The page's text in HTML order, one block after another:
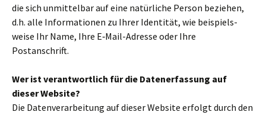
die sich unmit­tel­bar auf eine natür­li­che Person bezie­hen,
d.h. alle Informationen zu Ihrer Identität, wie bei­spiels­
weise Ihr Name, Ihre E‑Mail-Adresse oder Ihre
Postanschrift.
Wer ist ver­ant­wort­lich für die Datenerfassung auf
dieser Website?
Die Datenverarbeitung auf dieser Website erfolgt durch den